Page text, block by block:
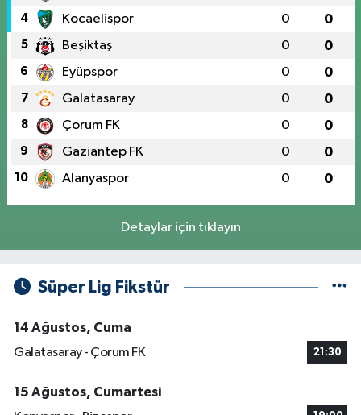
4 Kocaelispor 0 0
5 Beşiktaş 0 0
6 Eyüpspor 0 0
7 Galatasaray 0 0
8 Çorum FK 0 0
9 Gaziantep FK 0 0
10 Alanyaspor 0 0
Detaylar için tıklayın
Süper Lig Fikstür
14 Ağustos, Cuma
Galatasaray - Çorum FK
21:30
15 Ağustos, Cumartesi